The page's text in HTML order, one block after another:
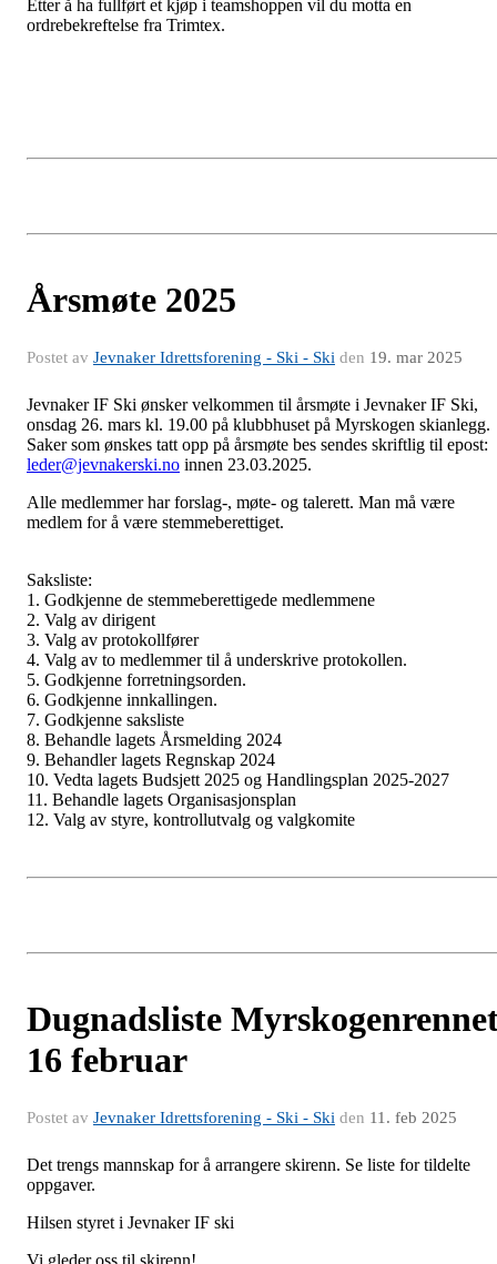
Etter å ha fullført et kjøp i teamshoppen vil du motta en
ordrebekreftelse fra Trimtex.
Årsmøte 2025
Postet av Jevnaker Idrettsforening - Ski - Ski den 19. mar 2025
Jevnaker IF Ski ønsker velkommen til årsmøte i Jevnaker IF Ski,
onsdag 26. mars kl. 19.00 på klubbhuset på Myrskogen skianlegg.
Saker som ønskes tatt opp på årsmøte bes sendes skriftlig til epost:
leder@jevnakerski.no innen 23.03.2025.
Alle medlemmer har forslag-, møte- og talerett. Man må være
medlem for å være stemmeberettiget.
Saksliste:
1. Godkjenne de stemmeberettigede medlemmene
2. Valg av dirigent
3. Valg av protokollfører
4. Valg av to medlemmer til å underskrive protokollen.
5. Godkjenne forretningsorden.
6. Godkjenne innkallingen.
7. Godkjenne saksliste
8. Behandle lagets Årsmelding 2024
9. Behandler lagets Regnskap 2024
10. Vedta lagets Budsjett 2025 og Handlingsplan 2025-2027
11. Behandle lagets Organisasjonsplan
12. Valg av styre, kontrollutvalg og valgkomite
Dugnadsliste
16 februar
Postet av Jevnaker Idrettsforening - Ski - Ski den 11. feb 2025
Det trengs mannskap for å arrangere skirenn. Se liste for tildelte
oppgaver.
Hilsen styret i Jevnaker IF ski
Vi gleder oss til skirenn!